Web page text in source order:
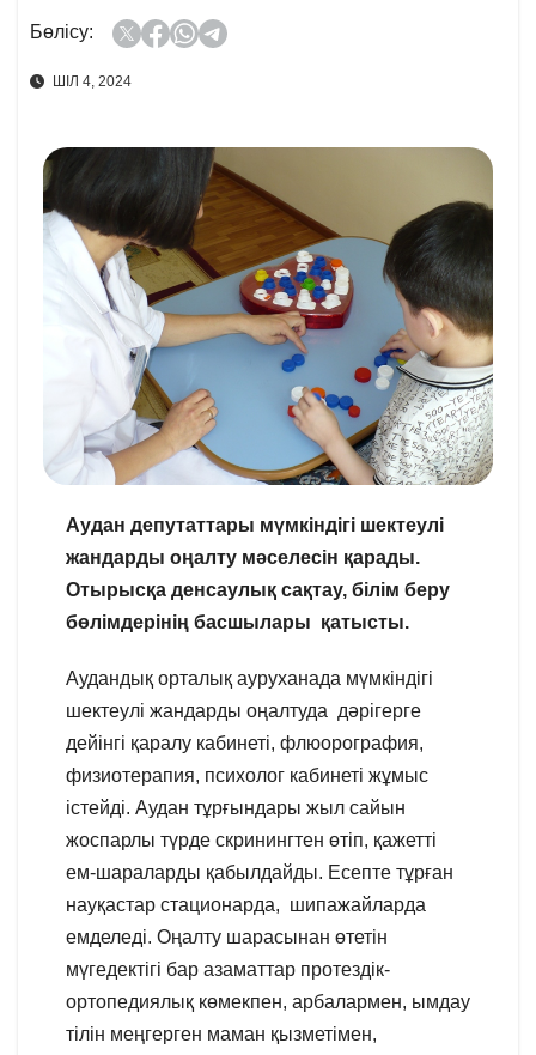
Бөлісу:
ШІЛ 4, 2024
Аудан депутаттары мүмкіндігі шектеулі
жандарды оңалту мәселесін қарады.
Отырысқа денсаулық сақтау, білім беру
бөлімдерінің басшылары қатысты.
Аудандық орталық ауруханада мүмкіндігі
шектеулі жандарды оңалтуда дәрігерге
дейінгі қаралу кабинеті, флюорография,
физиотерапия, психолог кабинеті жұмыс
істейді. Аудан тұрғындары жыл сайын
жоспарлы түрде скринингтен өтіп, қажетті
ем-шараларды қабылдайды. Есепте тұрған
науқастар стационарда, шипажайларда
емделеді. Оңалту шарасынан өтетін
мүгедектігі бар азаматтар протездік-
ортопедиялық көмекпен, арбалармен, ымдау
тілін меңгерген маман қызметімен,